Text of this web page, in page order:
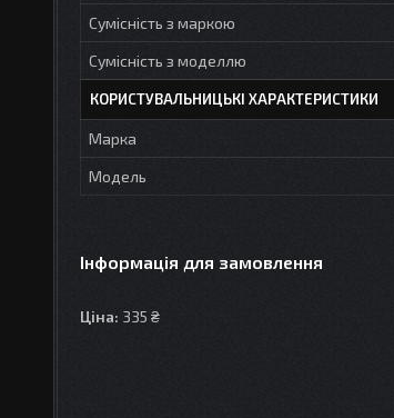
Сумісність з маркою
Сумісність з моделлю
КОРИСТУВАЛЬНИЦЬКІ ХАРАКТЕРИСТИКИ
Марка
Мoдель
Інформація для замовлення
Ціна: 335 ₴